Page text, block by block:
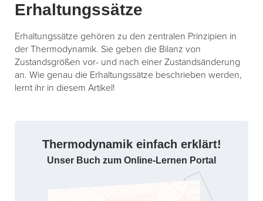
Erhaltungssätze
Erhaltungssätze gehören zu den zentralen Prinzipien in
der Thermodynamik. Sie geben die Bilanz von
Zustandsgrößen vor- und nach einer Zustandsänderung
an. Wie genau die Erhaltungssätze beschrieben werden,
lernt ihr in diesem Artikel!
Thermodynamik einfach erklärt!
Unser Buch zum Online-Lernen Portal